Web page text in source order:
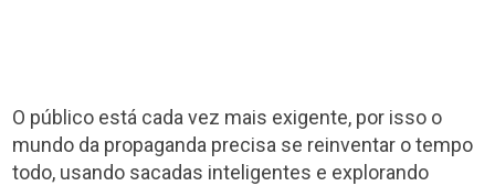
O público está cada vez mais exigente, por isso o
mundo da propaganda precisa se reinventar o tempo
todo, usando sacadas inteligentes e explorando